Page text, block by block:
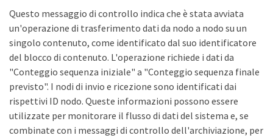
Questo messaggio di controllo indica che è stata avviata
un'operazione di trasferimento dati da nodo a nodo su un
singolo contenuto, come identificato dal suo identificatore
del blocco di contenuto. L'operazione richiede i dati da
"Conteggio sequenza iniziale" a "Conteggio sequenza finale
previsto". I nodi di invio e ricezione sono identificati dai
rispettivi ID nodo. Queste informazioni possono essere
utilizzate per monitorare il flusso di dati del sistema e, se
combinate con i messaggi di controllo dell'archiviazione, per